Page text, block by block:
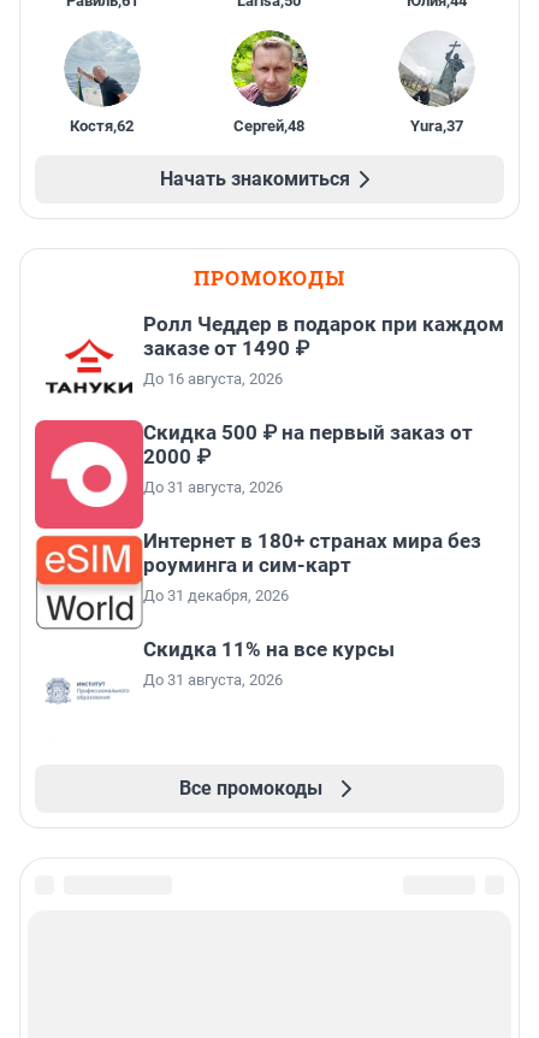
Костя,62 Сергей,48 Yura,37
Начать знакомиться
ПРОМОКОДЫ
Ролл Чеддер в подарок при каждом
заказе от 1490 ₽
До 16 августа, 2026
Скидка 500 ₽ на первый заказ от
2000 ₽
До 31 августа, 2026
Интернет в 180+ странах мира без
роуминга и сим-карт
До 31 декабря, 2026
Скидка 11% на все курсы
До 31 августа, 2026
Все промокоды